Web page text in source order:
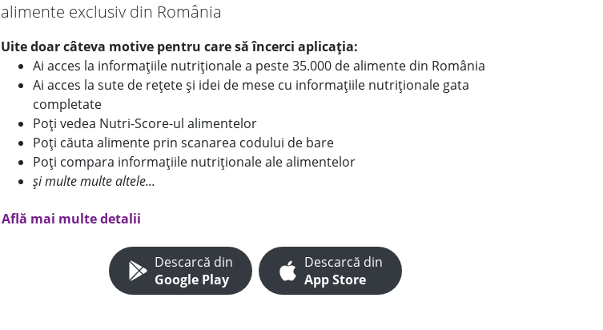
alimente exclusiv din România
Uite doar câteva motive pentru care să încerci aplicația:
Ai acces la informațiile nutriționale a peste 35.000 de alimente din România
Ai acces la sute de rețete și idei de mese cu informațiile nutriționale gata
completate
Poți vedea Nutri-Score-ul alimentelor
Poți căuta alimente prin scanarea codului de bare
Poți compara informațiile nutriționale ale alimentelor
și multe multe altele...
Află mai multe detalii
Descarcă din
Google Play
Descarcă din
App Store